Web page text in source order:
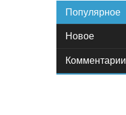
Популярное
Новое
Комментарии